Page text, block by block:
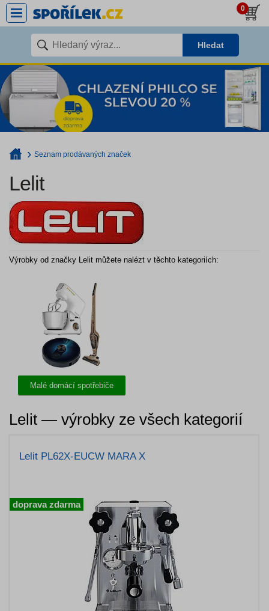
0
Hledat
Seznam prodávaných značek
Lelit
Výrobky od značky Lelit můžete nalézt v těchto kategoriích:
Malé domácí spotřebiče
Lelit — výrobky ze všech kategorií
Lelit PL62X-EUCW MARA X
doprava zdarma